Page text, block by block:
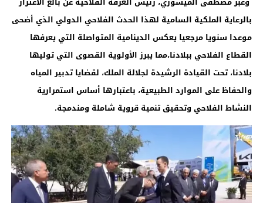
بالرعاية الملكية السامية لهذا الحدث الفلاحي الدولي الذي أضحى
موعدا سنويا مرجعيا يعكس الدينامية المتواصلة التي يعرفها
القطاع الفلاحي ببلادنا،مما يبرز الأولوية القصوى التي توليها
بلادنا، تحت القيادة الرشيدة لجلالة الملك، لقضايا تدبير المياه
والحفاظ على الموارد الطبيعية، باعتبارها أساس استمرارية
النشاط الفلاحي وتحقيق تنمية قروية شاملة ومندمجة.